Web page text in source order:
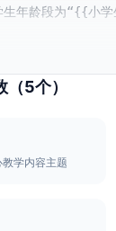
生年龄段为“{{小
（5个）
学内容主题